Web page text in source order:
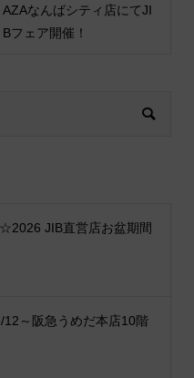
AZAなんばシティ店にてJI
Bフェア開催！
JIB直営店お盆期間
～阪急うめだ本店10階